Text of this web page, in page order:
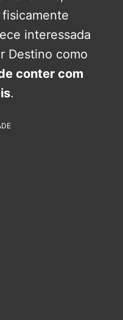
interessada
Destino como
conter com
.